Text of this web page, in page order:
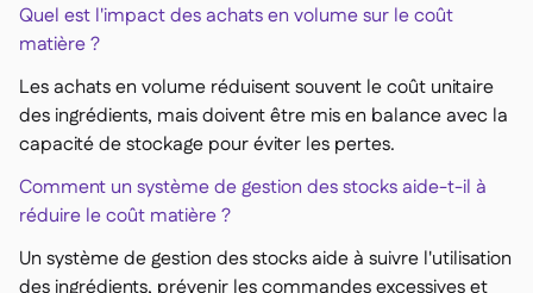
Quel est l'impact des achats en volume sur le coût
matière ?
Les achats en volume réduisent souvent le coût unitaire
des ingrédients, mais doivent être mis en balance avec la
capacité de stockage pour éviter les pertes.
Comment un système de gestion des stocks aide-t-il à
réduire le coût matière ?
Un système de gestion des stocks aide à suivre l'utilisation